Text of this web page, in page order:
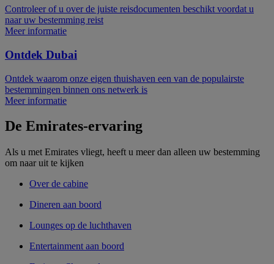
Controleer of u over de juiste reisdocumenten beschikt voordat u
naar uw bestemming reist
Meer informatie
Ontdek Dubai
Ontdek waarom onze eigen thuishaven een van de populairste
bestemmingen binnen ons netwerk is
Meer informatie
De Emirates-ervaring
Als u met Emirates vliegt, heeft u meer dan alleen uw bestemming
om naar uit te kijken
Over de cabine
Dineren aan boord
Lounges op de luchthaven
Entertainment aan boord